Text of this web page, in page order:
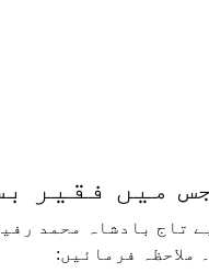
میں فقیر
ملاحظہ فرمائیں: